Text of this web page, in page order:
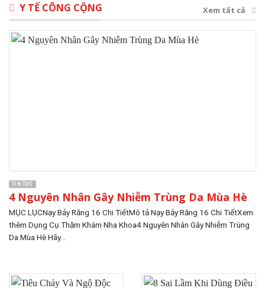
Y TẾ CÔNG CỘNG Xem tất cả
TIN TỨC
4 Nguyên Nhân Gây Nhiễm Trùng Da Mùa Hè
MỤC LỤCNạy Bảy Răng 16 Chi TiếtMô tả Nạy Bảy Răng 16 Chi TiếtXem
thêm Dụng Cụ Thăm Khám Nha Khoa4 Nguyên Nhân Gây Nhiễm Trùng
Da Mùa Hè Hãy...